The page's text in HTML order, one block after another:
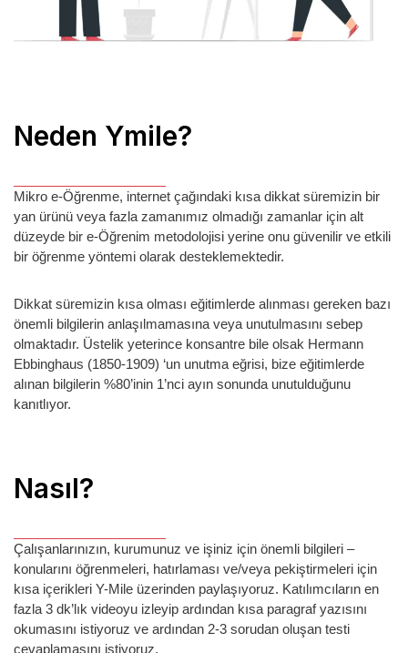
Neden Ymile?
Mikro e-Öğrenme, internet çağındaki kısa dikkat süremizin bir
yan ürünü veya fazla zamanımız olmadığı zamanlar için alt
düzeyde bir e-Öğrenim metodolojisi yerine onu güvenilir ve etkili
bir öğrenme yöntemi olarak desteklemektedir.
Dikkat süremizin kısa olması eğitimlerde alınması gereken bazı
önemli bilgilerin anlaşılmamasına veya unutulmasını sebep
olmaktadır. Üstelik yeterince konsantre bile olsak Hermann
Ebbinghaus (1850-1909) ‘un unutma eğrisi, bize eğitimlerde
alınan bilgilerin %80’inin 1’nci ayın sonunda unutulduğunu
kanıtlıyor.
Nasıl?
Çalışanlarınızın, kurumunuz ve işiniz için önemli bilgileri –
konularını öğrenmeleri, hatırlaması ve/veya pekiştirmeleri için
kısa içerikleri Y-Mile üzerinden paylaşıyoruz. Katılımcıların en
fazla 3 dk’lık videoyu izleyip ardından kısa paragraf yazısını
okumasını istiyoruz ve ardından 2-3 sorudan oluşan testi
cevaplamasını istiyoruz.